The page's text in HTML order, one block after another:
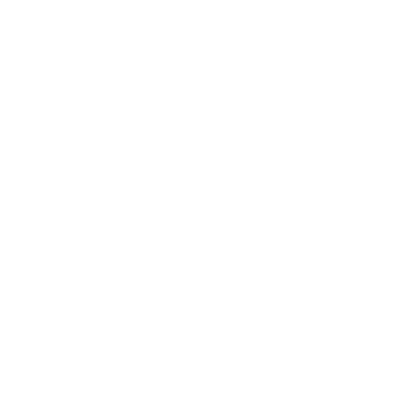
です。
ありません。
です。